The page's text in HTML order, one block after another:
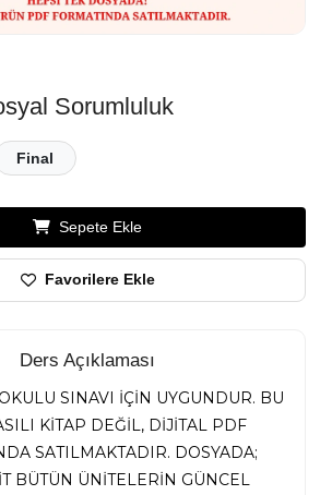
Sorumluluk
Final
Sepete Ekle
Favorilere Ekle
Ders Açıklaması
SINAVI İÇİN UYGUNDUR. BU
KİTAP DEĞİL, DİJİTAL PDF
SATILMAKTADIR. DOSYADA;
BÜTÜN ÜNİTELERİN GÜNCEL